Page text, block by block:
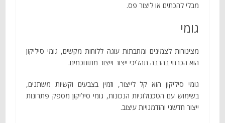
מבלי להכתים או ליצור פס.
גומי
מצינורות לצמיגים ומחבתות עוגה ללוחות מקשים, גומי סיליקון
הוא הכרחי בהרבה תהליכי ייצור וייצור מתוחכמים.
גומי סיליקון הוא קל לייצור, וזמין בצבעים וקשיות משתנים,
בשימוש עם הטכנולוגיות הנכונות, גומי סיליקון מספק פתרונות
ייצור חדשני והזדמנויות עיצוב.